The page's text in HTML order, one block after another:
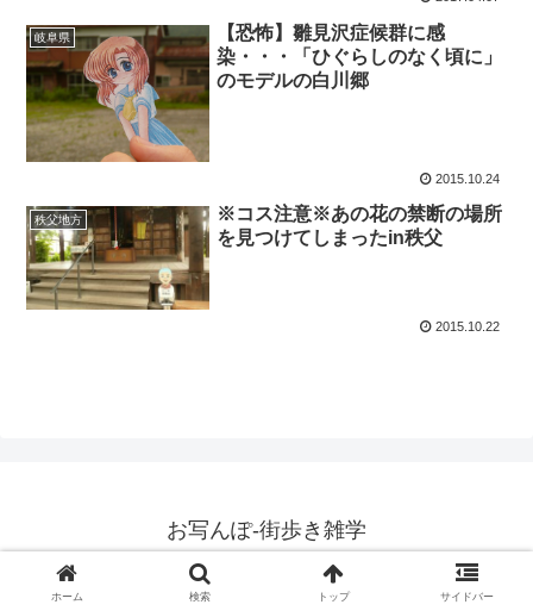
岐阜県
【恐怖】雛見沢症候群に感
染・・・「ひぐらしのなく頃に」
のモデルの白川郷
2015.10.24
秩父地方
※コス注意※あの花の禁断の場所
を見つけてしまったin秩父
2015.10.22
お写んぽ-街歩き雑学
© 2010 お写んぽ-街歩き雑学.
ホーム 検索 トップ サイドバー